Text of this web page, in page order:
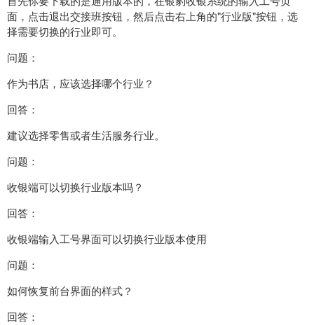
面，点击退出交接班按钮，然后点击右上角的"行业版"按钮，选
择需要切换的行业即可。
问题：
作为书店，应该选择哪个行业？
回答：
建议选择零售或者生活服务行业。
问题：
收银端可以切换行业版本吗？
回答：
收银端输入工号界面可以切换行业版本使用
问题：
如何恢复前台界面的样式？
回答：